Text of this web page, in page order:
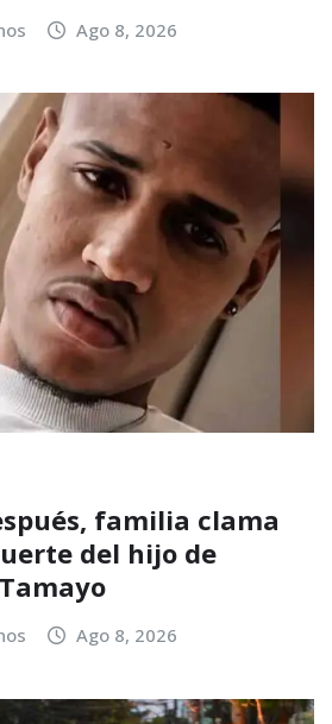
Ago 8, 2026
familia clama
del hijo de
Ago 8, 2026